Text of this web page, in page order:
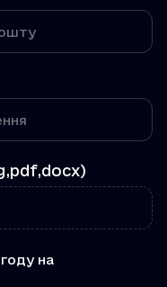
на